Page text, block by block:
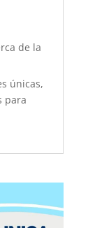
de la
únicas,
para